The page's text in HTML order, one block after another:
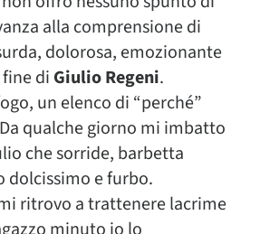
alla comprensione di
dolorosa, emozionante
di GiulioRegeni.
un elenco di “perché”
qualche giorno mi imbatto
che sorride, barbetta
dolcissimo e furbo.
ritrovo a trattenere lacrime